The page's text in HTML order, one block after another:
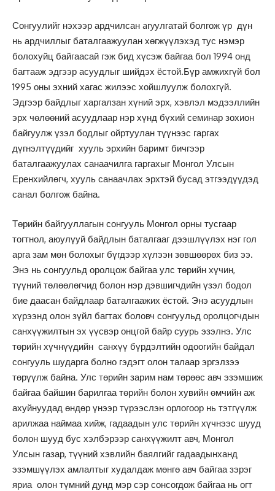
Сонгуулийг нэхээр ардчилсан aгyулгатай болгож үр дүн
нь ардчиллыг баталгаажуулан хөгжүүлэхэд тус нэмэр
болохуйц байгаасай гэж бид хүсэж байгаа бол 1994 онд
багтааж эдгээр асуудлыг шийдэх ёстой.Бүр амжихгүй бол
1995 оны эхний хагас жилээс хойшлуулж болохгүй.
Эдгээр байдлыг харгалзан хүний эрх, хэвлэл мэдээллийн
эрх чөлөөний асуудлаар нэр хүнд бүхий семинар зохион
байгуулж үзэл бодлыг ойртуулан түүнээс гаргах
дүгнэлтүүдийг хууль эрхийн баримт бичгээр
баталгаажуулах санаачилга гаргахыг Монгол Улсын
Еренхийлөгч, хууль санаачлах эрхтэй бусад этгээдүүдэд
санал болгож байна.
Төрийн байгууллагын сонгууль Монгол орны тусгаар
тогтнол, аюулүуй байдлын баталгааг дээшлүүлэх нэг гол
арга зам мөн болохыг бүгдээр хүлээн зөвшөөрөх биз ээ.
Энэ нь сонгуульд оролцож байгаа улс төрийн хүчин,
түүний төлөөлөгчид болон нэр дэвшигчдийн үзэл бодол
бие даасан байдлаар баталгаажих ёстой. Энэ асуудлын
хүрээнд олон зүйл багтах боловч сонгуульд оролцогчдын
санхүүжилтын эх үүсвэр онцгой байр суурь эзэлнэ. Улс
төрийн хүчнүүдийн санхүү бүрдэлтийн одоогийн байдал
сонгууль шударга болно гэдэгт олон талаар эргэлзээ
төрүүлж байна. Улс төрийн зарим нам төрөөс авч эзэмшиж
байгаа байшин барилгаа төрийн болон хувийн өмчийн аж
ахуйнуудад өндөр үнээр түрээслэн орлогоор нь тэтгүүлж
арилжаа наймаа хийж, гадаадын улс төрийн хүчнээс шууд
болон шууд бус хэлбэрээр санхүүжилт авч, Монгол
Улсын газар, түүний хэвлийн баялгийг гадаадынханд
эзэмшүүлэх амлалтыг худалдаж мөнгө авч байгаа зэрэг
яриа олон түмний дунд мэр сэр сонсогдож байгаа нь огт